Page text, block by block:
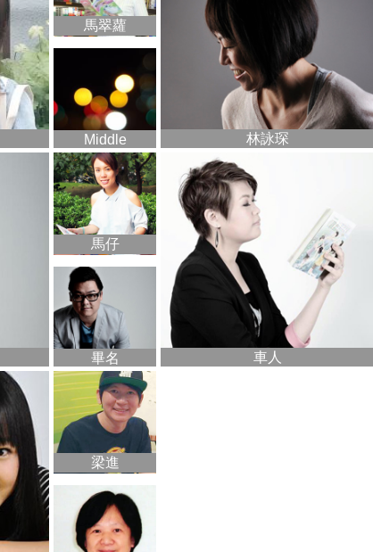
馬翠蘿
Middle 林詠琛
馬仔
畢名 車人
梁進